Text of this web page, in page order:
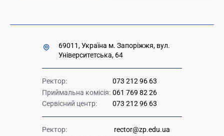
69011, Україна м. Запоріжжя, вул.
Університетська, 64
Ректор:
073 212 96 63
Приймальна комісія: 061 769 82 26
Сервісний центр:
073 212 96 63
Ректор:
rector@zp.edu.ua